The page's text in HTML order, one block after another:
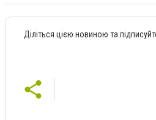
Діліться цією новиною та